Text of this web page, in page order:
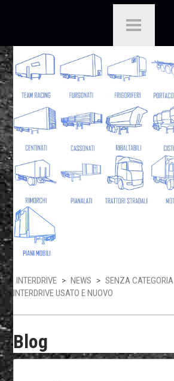
INTERDRIVE > NEWS > SENZA CATEGORIA
INTERDRIVE USATO E NUOVO
Blog